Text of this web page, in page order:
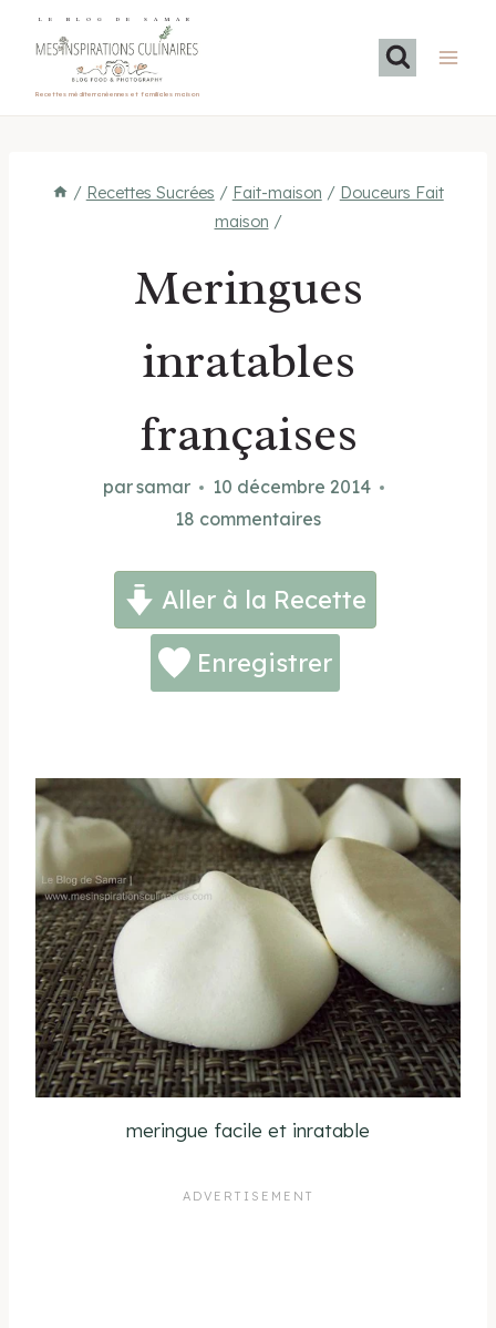
LE BLOG DE SAMAR
Recettes méditerranéennes et familiales maison
/ Recettes Sucrées / Fait-maison / Douceurs Fait
maison /
Meringues
inratables
françaises
parsamar
10 décembre 2014
18 commentaires
Aller à la Recette
Enregistrer
meringue facile et inratable